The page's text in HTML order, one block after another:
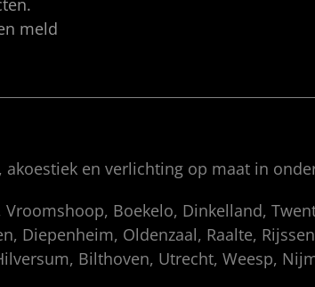
meld
en verlichting op maat in
Boekelo, Dinkelland,
Diepenheim, Oldenzaal, Raalte,
Bilthoven, Utrecht, Weesp,